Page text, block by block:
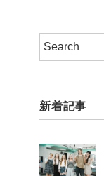
新着記事